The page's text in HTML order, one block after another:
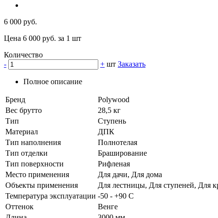
6 000 руб.
Цена 6 000 руб. за 1 шт
Количество
-
+ шт Заказать
Полное описание
Бренд
Polywood
Вес брутто
28,5 кг
Тип
Ступень
Материал
ДПК
Тип наполнения
Полнотелая
Тип отделки
Браширование
Тип поверхности
Рифленая
Место применения
Для дачи, Для дома
Объекты применения
Для лестницы, Для ступеней, Для
Температура эксплуатации -50 - +90 C
Оттенок
Венге